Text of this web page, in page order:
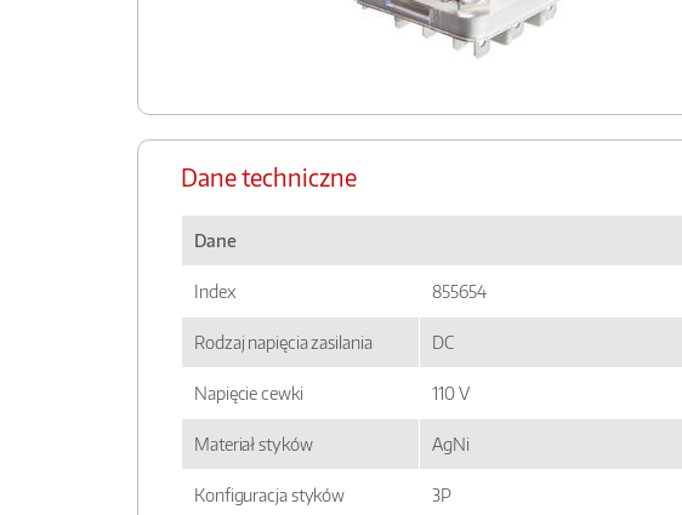
Dane techniczne
Dane
Index 855654
Rodzaj napięcia zasilania DC
Napięcie cewki 110 V
Materiał styków AgNi
Konfiguracja styków 3P